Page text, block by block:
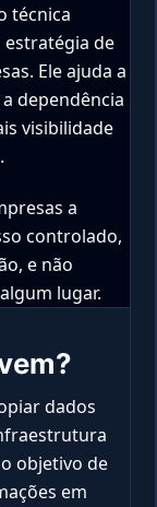
técnica
estratégia de
Ele ajuda a
dependência
visibilidade
a
controlado,
e não
lugar.
dados
objetivo de
em